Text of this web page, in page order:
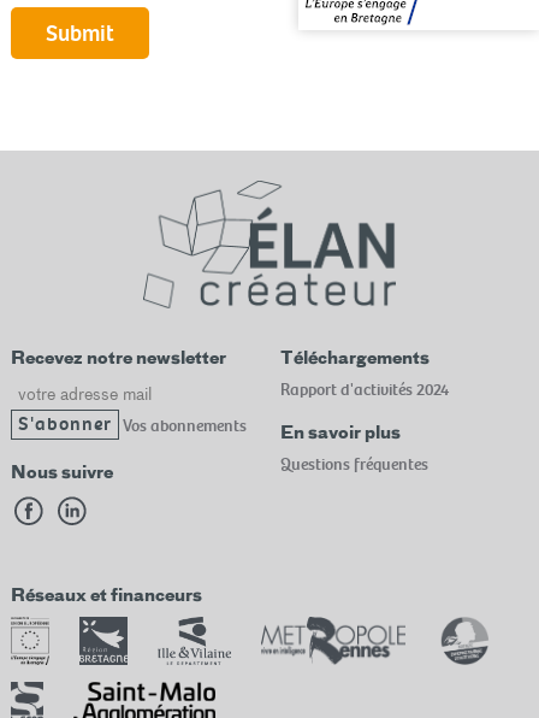
Recevez notre newsletter
Email
Vos abonnements
Nous suivre
Téléchargements
Rapport d'activités 2024
En savoir plus
Questions fréquentes
Réseaux et financeurs